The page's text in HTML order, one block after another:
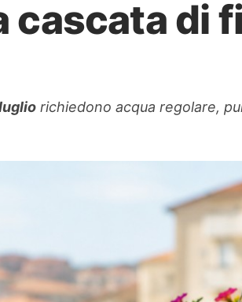
cascata di
richiedono acqua regolare,